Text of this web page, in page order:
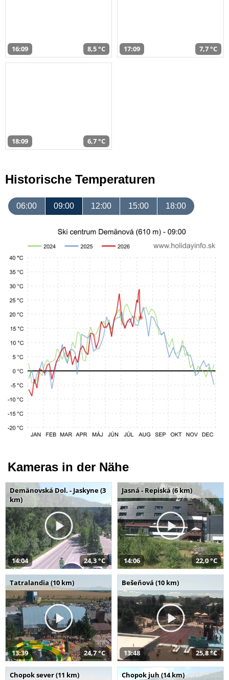
16:09 8,5 °C 17:09 7,7 °C
18:09 6,7 °C
Historische Temperaturen
06:00 09:00 12:00 15:00 18:00
Kameras in der Nähe
Demänovská Dol. - Jaskyne (3
km)
14:04 24,3 °C
Jasná - Repiská (6 km)
14:06 22,0 °C
Tatralandia (10 km)
13:39 24,7 °C
Bešeňová (10 km)
13:48 25,8 °C
Chopok sever (11 km) Chopok juh (14 km)